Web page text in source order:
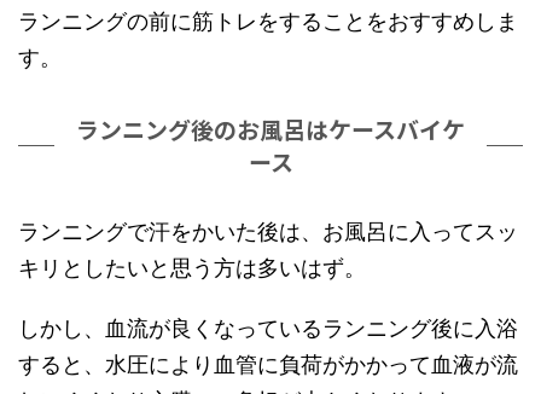
ランニングの前に筋トレをすることをおすすめしま
す。
ランニング後のお風呂はケースバイケ
ース
ランニングで汗をかいた後は、お風呂に入ってスッ
キリとしたいと思う方は多いはず。
しかし、血流が良くなっているランニング後に入浴
すると、水圧により血管に負荷がかかって血液が流